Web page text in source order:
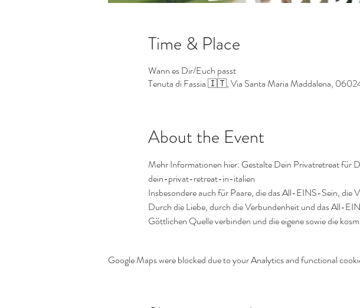
Time & Place
Wann es Dir/Euch passt
Tenuta di Fassia 🇮🇹, Via Santa Maria Maddalena,
About the Event
Mehr Informationen hier: Gestalte Dein Privatretreat für
dein-privat-retreat-in-italien
Insbesondere auch für Paare, die das All-EINS-Sein, die
Durch die Liebe, durch die Verbundenheit und das All-
Göttlichen Quelle verbinden und die eigene sowie die
Google Maps were blocked due to your Analytics and functional